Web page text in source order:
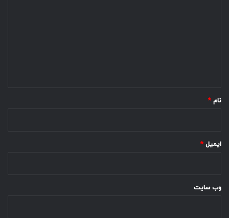
نام *
ایمیل *
وب‌ سایت